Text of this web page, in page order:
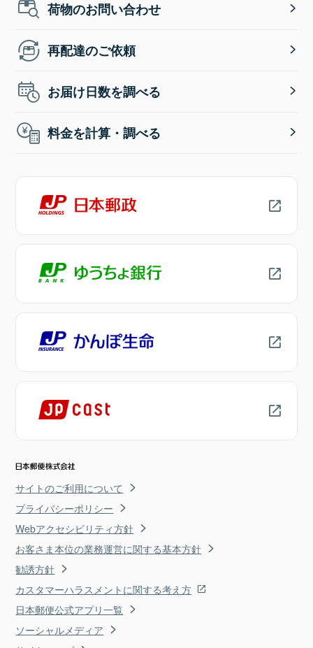
荷物のお問い合わせ
再配達のご依頼
お届け日数を調べる
料金を計算・調べる
サイトのご利用について
プライバシーポリシー
Webアクセシビリティ方針
お客さま本位の業務運営に関する基本方針
勧誘方針
カスタマーハラスメントに関する考え方
日本郵便公式アプリ一覧
ソーシャルメディア